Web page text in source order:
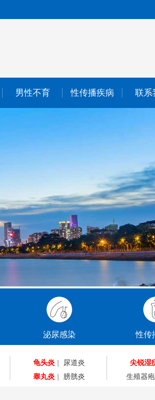
男性不育 性传播疾病 联系
泌尿感染
龟头炎 |
尿道炎
睾丸炎 | 膀胱炎
性传
尖锐湿
生殖器